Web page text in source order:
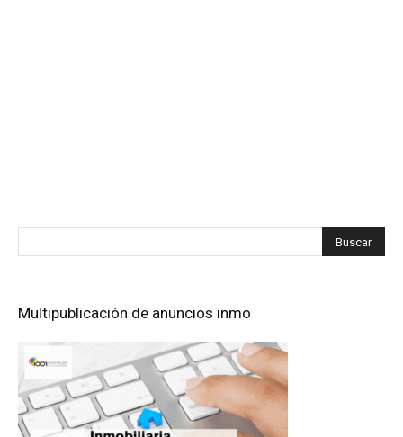
Multipublicación de anuncios inmo